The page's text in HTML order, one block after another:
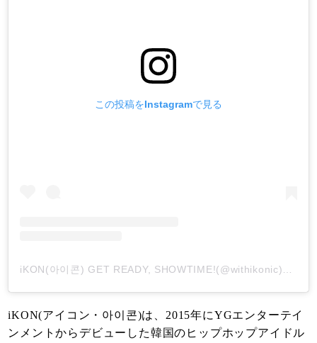
この投稿をInstagramで見る
iKON(アイコン・아이콘)は、2015年にYGエンターテイ
ンメントからデビューした韓国のヒップホップアイドル